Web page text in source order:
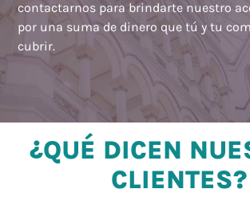
contactarnos para brindarte nuestro
por una suma de dinero que tú y tu
cubrir.
¿QUÉ DICEN
CLIENTES?